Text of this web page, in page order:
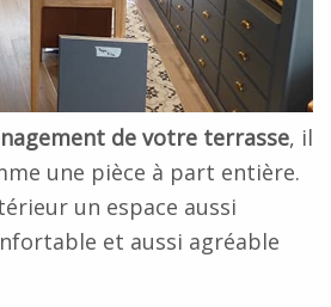
de votre terrasse, il
une pièce à part entière.
un espace aussi
et aussi agréable